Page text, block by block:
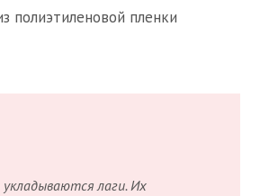
полиэтиленовой пленки
лаги. Их